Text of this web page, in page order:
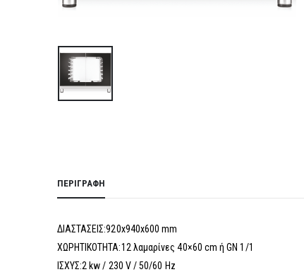
ΠΕΡΙΓΡΑΦΉ
ΔΙΑΣΤΑΣΕΙΣ:920x940x600 mm
ΧΩΡΗΤΙΚΟΤΗΤΑ:12 λαμαρίνες 40×60 cm ή GN 1/1
ΙΣΧΥΣ:2 kw / 230 V / 50/60 Hz